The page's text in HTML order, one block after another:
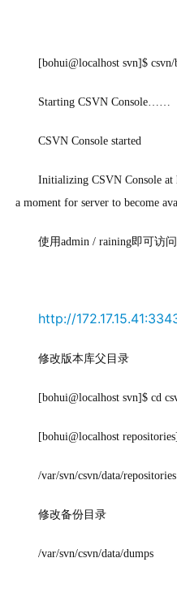
[bohui@localhost svn]$
Starting CSVN Console……
CSVN Console started
Initializing CSVN Console at
a moment for server to become
使用admin / raining即可访问
http://
修改版本库父目录
[bohui@localhost svn]$ cd
[bohui@localhost
/var/svn/csvn/data/repositories
修改备份目录
/var/svn/csvn/data/dumps